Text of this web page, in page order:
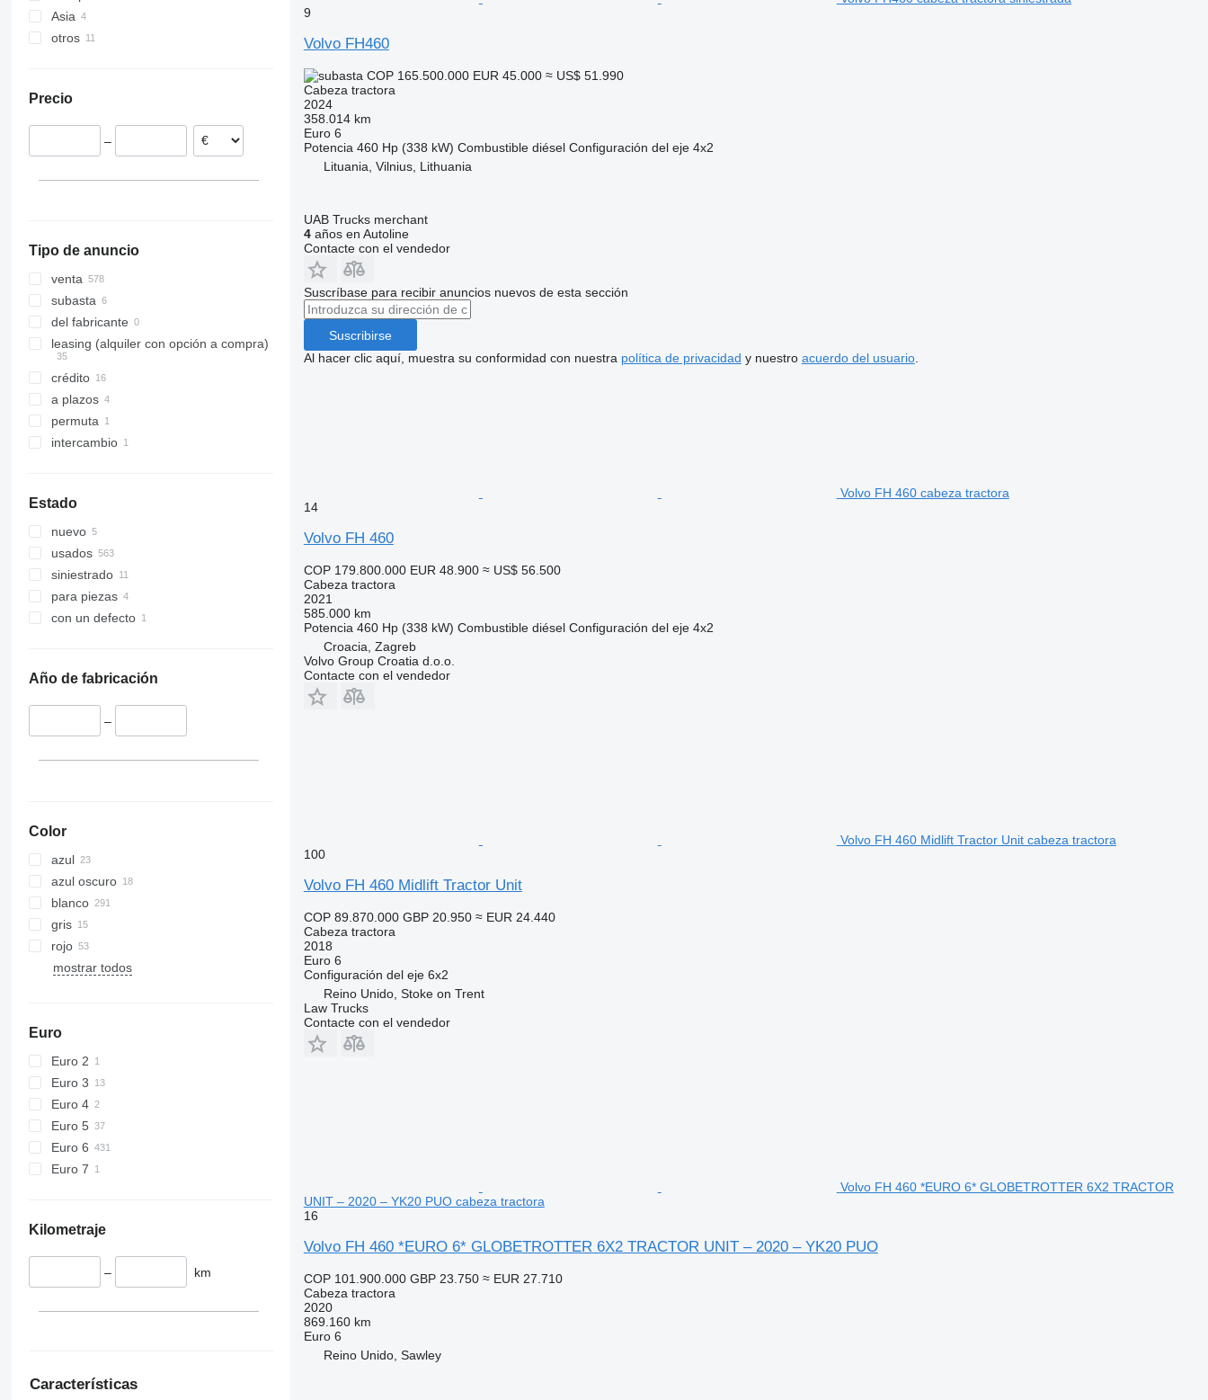
FM 430
FM 500
Polonia
Reino Unido
Rumanía
Asia
Emiratos Árabes Unidos
otros
Precio
–
Tipo de anuncio
venta
subasta
del fabricante
leasing (alquiler con opción a compra)
crédito
a plazos
permuta
intercambio
Estado
nuevo
usados
siniestrado
para piezas
con un defecto
Año de fabricación
–
Color
azul
azul oscuro
blanco
gris
rojo
mostrar todos
Euro
Euro 2
Euro 3
Euro 4
Euro 5
Euro 6
Euro 7
Kilometraje
– km
Características
9
Volvo FH460
COP 165.500.000 EUR 45.000 ≈ US$ 51.990
Cabeza tractora
2024
358.014 km
Euro 6
Potencia 460 Hp (338 kW) Combustible diésel Configuración del eje 4x2
Lituania, Vilnius, Lithuania
UAB Trucks merchant
4años en Autoline
Contacte con el vendedor
Suscríbase para recibir anuncios nuevos de esta sección
Suscribirse
Al hacer clic aquí, muestra su conformidad con nuestra política de privacidad y nuestro acuerdo del usuario.
Volvo FH 460 cabeza tractora
14
Volvo FH 460
COP 179.800.000 EUR 48.900 ≈ US$ 56.500
Cabeza tractora
2021
585.000 km
Potencia 460 Hp (338 kW) Combustible diésel Configuración del eje 4x2
Croacia, Zagreb
Volvo Group Croatia d.o.o.
Contacte con el vendedor
Volvo FH 460 Midlift Tractor Unit cabeza tractora
100
Volvo FH 460 Midlift Tractor Unit
COP 89.870.000 GBP 20.950 ≈ EUR 24.440
Cabeza tractora
2018
Euro 6
Configuración del eje 6x2
Reino Unido, Stoke on Trent
Law Trucks
Contacte con el vendedor
Volvo FH 460 *EURO 6* GLOBETROTTER 6X2 TRACTOR
UNIT – 2020 – YK20 PUO cabeza tractora
16
Volvo FH 460 *EURO 6* GLOBETROTTER 6X2 TRACTOR UNIT – 2020 – YK20 PUO
COP 101.900.000 GBP 23.750 ≈ EUR 27.710
Cabeza tractora
2020
869.160 km
Euro 6
Reino Unido, Sawley